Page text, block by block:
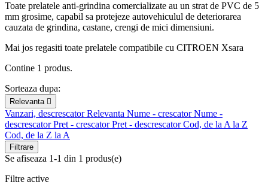
Toate prelatele anti-grindina comercializate au un strat de PVC de 5
mm grosime, capabil sa protejeze autovehiculul de deteriorarea
cauzata de grindina, castane, crengi de mici dimensiuni.
Mai jos regasiti toate prelatele compatibile cu CITROEN Xsara
Contine 1 produs.
Sorteaza dupa:
Relevanta 
Vanzari, descrescatorRelevanta Nume - crescatorNume -
descrescatorPret - crescatorPret - descrescatorCod, de la A la Z
Cod, de la Z la A
Filtrare
Se afiseaza 1-1 din 1 produs(e)
Filtre active